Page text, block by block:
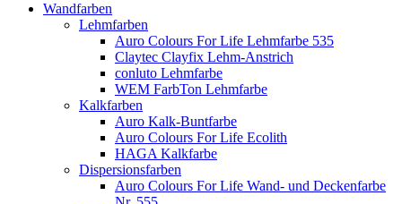
Wandfarben
Lehmfarben
Auro Colours For Life Lehmfarbe 535
Claytec Clayfix Lehm-Anstrich
conluto Lehmfarbe
WEM FarbTon Lehmfarbe
Kalkfarben
Auro Kalk-Buntfarbe
Auro Colours For Life Ecolith
HAGA Kalkfarbe
Dispersionsfarben
Auro Colours For Life Wand- und Deckenfarbe